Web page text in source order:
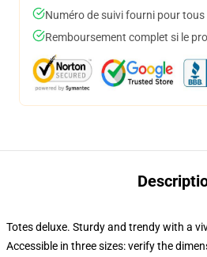
Numéro de suivi fourni pour tous
Remboursement complet si le
Totes deluxe. Sturdy and trendy with a
Accessible in three sizes: verify the